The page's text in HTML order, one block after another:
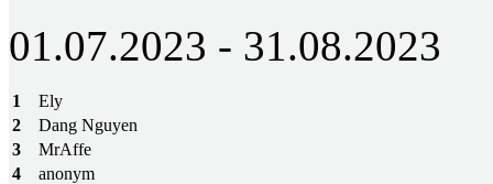
01.07.2023 - 31.08.2023
1
Ely
2
Dang Nguyen
3
MrAffe
4
anonym